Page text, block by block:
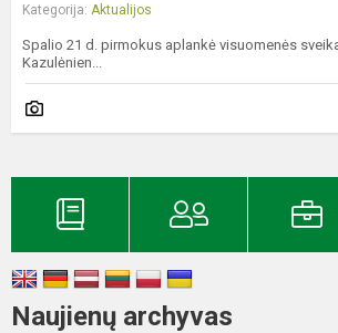
Kategorija: Aktualijos
Spalio 21 d. pirmokus aplankė visuomenės
Kazulėnien...
Naujienų archyvas